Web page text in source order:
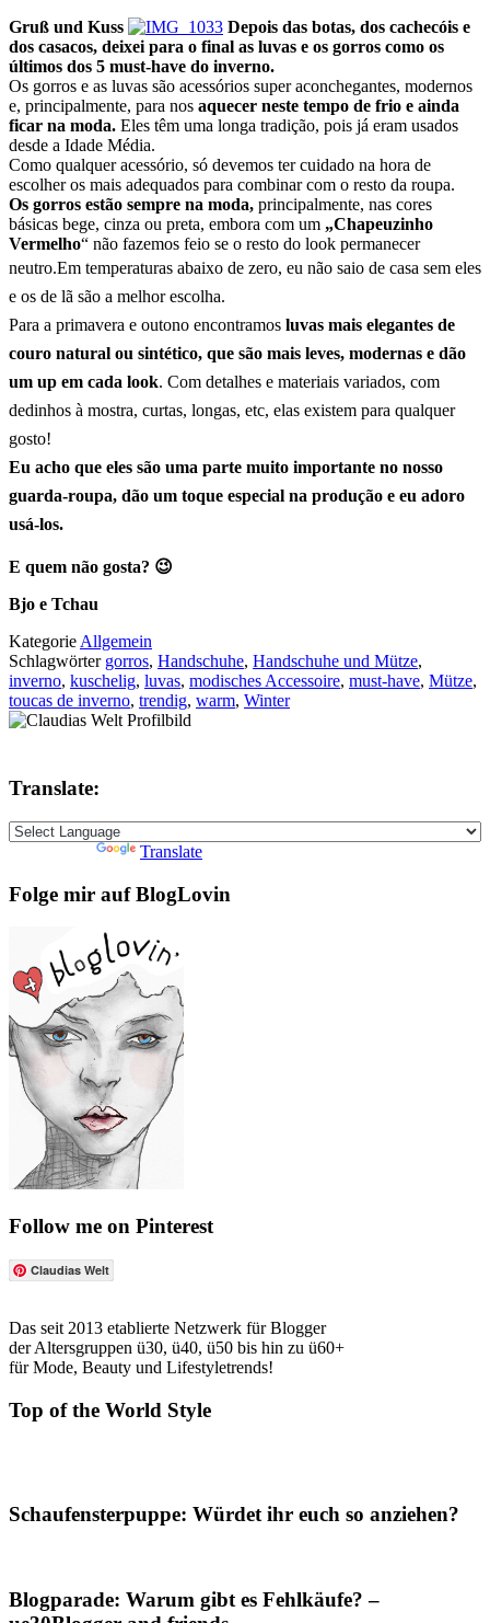
Gruß und Kuss
Depois das botas, dos cachecóis e
dos casacos, deixei para o final as luvas e os gorros como os
últimos dos 5 must-have do inverno.
Os gorros e as luvas são acessórios super aconchegantes, modernos
e, principalmente, para nos aquecer neste tempo de frio e ainda
ficar na moda. Eles têm uma longa tradição, pois já eram usados
desde a Idade Média.
Como qualquer acessório, só devemos ter cuidado na hora de
escolher os mais adequados para combinar com o resto da roupa.
Os gorros estão sempre na moda, principalmente, nas cores
básicas bege, cinza ou preta, embora com um „Chapeuzinho
Vermelho“ não fazemos feio se o resto do look permanecer
neutro.Em temperaturas abaixo de zero, eu não saio de casa sem eles
e os de lã são a melhor escolha.
Para a primavera e outono encontramos luvas mais elegantes de
couro natural ou sintético, que são mais leves, modernas e dão
um up em cada look. Com detalhes e materiais variados, com
dedinhos à mostra, curtas, longas, etc, elas existem para qualquer
gosto!
Eu acho que eles são uma parte muito importante no nosso
guarda-roupa, dão um toque especial na produção e eu adoro
usá-los.
E quem não gosta? 😉
Bjo e Tchau
Kategorie Allgemein
Schlagwörter gorros, Handschuhe, Handschuhe und Mütze,
inverno, kuschelig, luvas, modisches Accessoire, must-have, Mütze,
toucas de inverno, trendig, warm, Winter
Translate:
Translate
Folge mir auf BlogLovin
Follow me on Pinterest
Claudias Welt
Das seit 2013 etablierte Netzwerk für Blogger
der Altersgruppen ü30, ü40, ü50 bis hin zu ü60+
für Mode, Beauty und Lifestyletrends!
Top of the World Style
Schaufensterpuppe: Würdet ihr euch so anziehen?
Blogparade: Warum gibt es Fehlkäufe? –